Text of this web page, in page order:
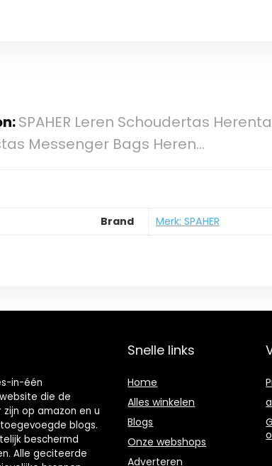
SPAHER Leren Schoudertas
Messenger Bags Heren…
Brand Merk: SPAHER
in-één
die de
op amazon en u
blogs.
beschermd
Alle geciteerde
Snelle links
Home
Alles winkelen
Blogs
Onze webshops
Adverteren